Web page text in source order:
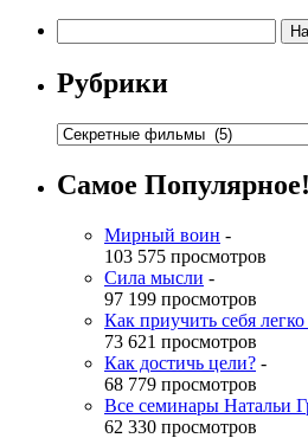
Рубрики
Самое Популярное!
Мирный воин -
103 575 просмотров
Сила мысли -
97 199 просмотров
Как приучить себя
73 621 просмотров
Как достичь цели? -
68 779 просмотров
Все семинары Натальи
62 330 просмотров